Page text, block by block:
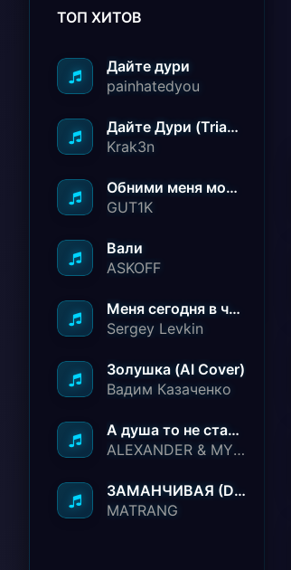
ТОП ХИТОВ
Дайте дури
painhatedyou
Дайте Дури (Triad Remix)
Krak3n
Обними меня молча ничего не говори
GUT1K
Вали
ASKOFF
Меня сегодня в чёрный список занесли
Sergey Levkin
Золушка (AI Cover)
Вадим Казаченко
А душа то не стареет
ALEXANDER & MY FAMILY
ЗАМАНЧИВАЯ (Deep House Remix)
MATRANG